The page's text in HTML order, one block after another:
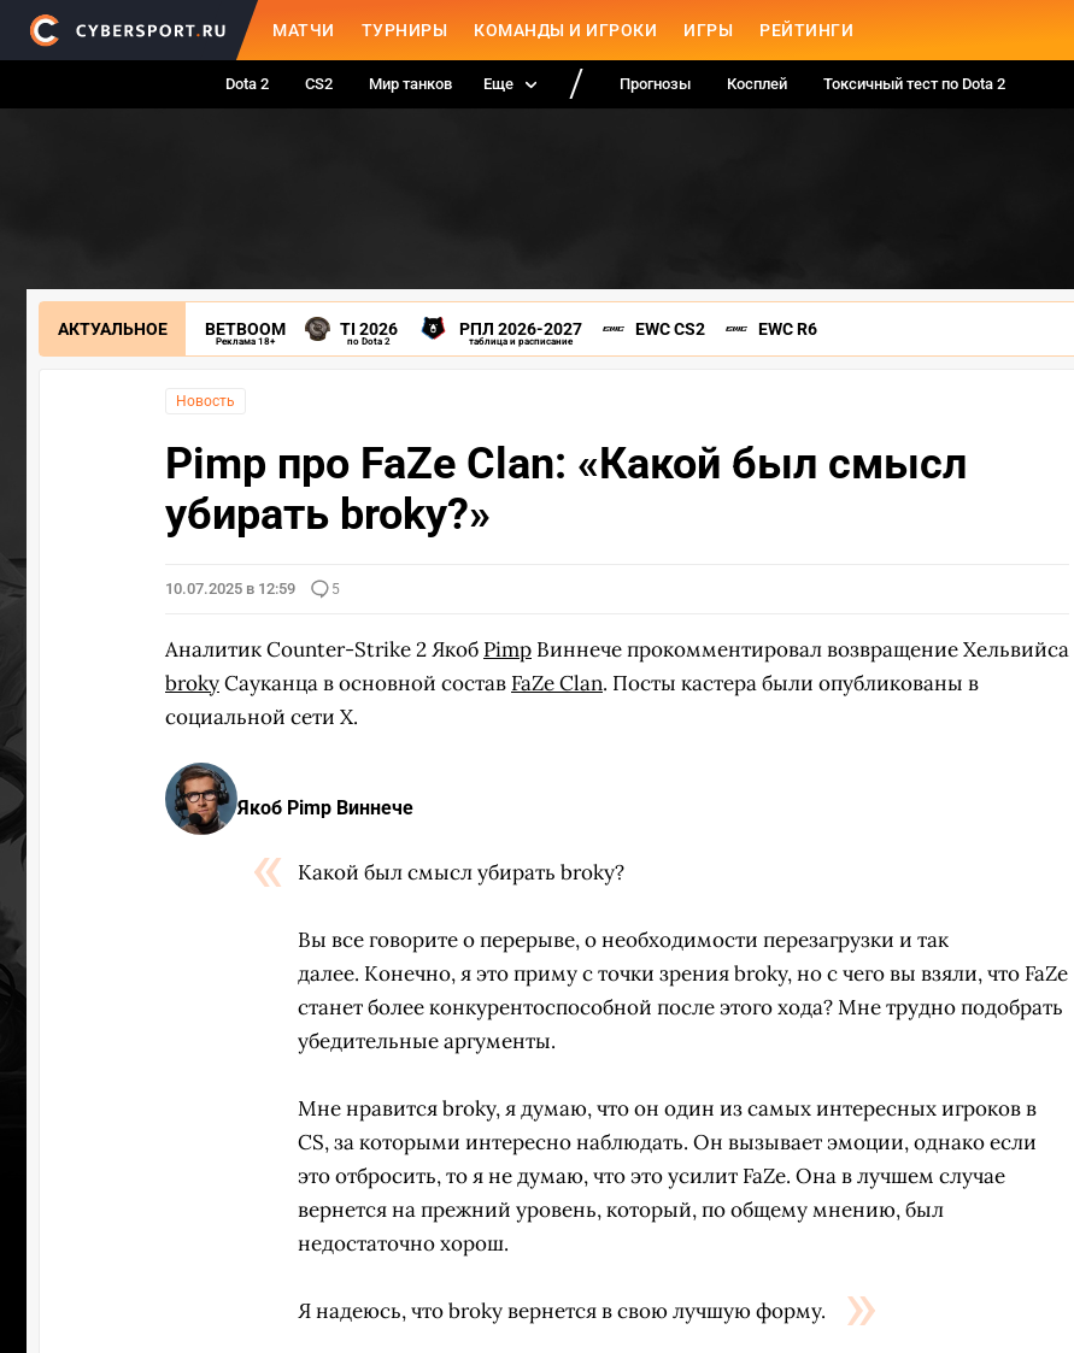
МАТЧИ ТУРНИРЫ КОМАНДЫ И ИГРОКИ ИГРЫ РЕЙТИНГИ
Dota 2 CS2 Мир танков Еще Прогнозы Косплей Токсичный тест по Dota 2
АКТУАЛЬНОЕ BETBOOM
Реклама 18+
TI 2026
по Dota 2
РПЛ 2026-2027
таблица и расписание
EWC CS2 EWC R6
Новость
Pimp про FaZe Clan: «Какой был смысл
убирать broky?»
10.07.2025 в 12:59 5
Аналитик Counter-Strike 2 Якоб Pimp Виннече прокомментировал возвращение Хельвийса
brokyСауканца в основной состав FaZe Clan. Посты кастера были опубликованы в
социальной сети X.
Якоб Pimp Виннече
Какой был смысл убирать broky?
Вы все говорите о перерыве, о необходимости перезагрузки и так
далее. Конечно, я это приму с точки зрения broky, но с чего вы взяли, что FaZe
станет более конкурентоспособной после этого хода? Мне трудно подобрать
убедительные аргументы.
Мне нравится broky, я думаю, что он один из самых интересных игроков в
CS, за которыми интересно наблюдать. Он вызывает эмоции, однако если
это отбросить, то я не думаю, что это усилит FaZe. Она в лучшем случае
вернется на прежний уровень, который, по общему мнению, был
недостаточно хорош.
Я надеюсь, что broky вернется в свою лучшую форму.